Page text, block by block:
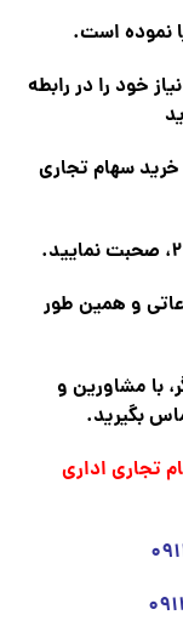
خود را در رابطه
خرید سهام تجاری
و همین طور
با مشاورین و
تجاری اداری